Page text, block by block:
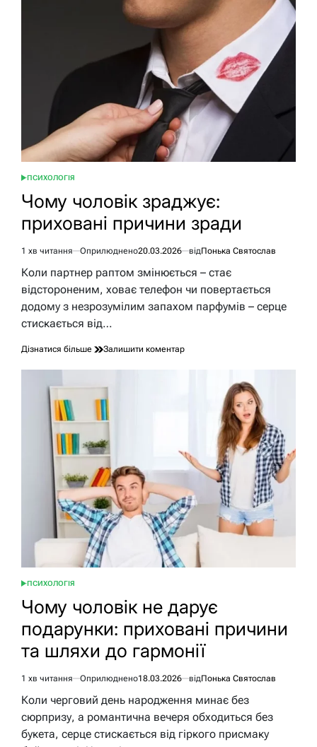
фотографії
часом?
ОПУБЛІКУВАТИ
ПСИХОЛОГІЯ
Чому чоловік зраджує:
приховані причини зради
Орієнтовний
час
1 хв читання Оприлюднено20.03.2026 відПонька Святослав
Коли партнер раптом змінюється – стає
відстороненим, ховає телефон чи повертається
додому з незрозумілим запахом парфумів – серце
стискається від…
Дізнатися більше Залишити коментардо
приховані
ОПУБЛІКУВАТИ
ПСИХОЛОГІЯ
Чому чоловік не дарує
подарунки: приховані причини
та шляхи до гармонії
Орієнтовний
час
1 хв читання Оприлюднено18.03.2026 відПонька Святослав
Коли черговий день народження минає без
сюрпризу, а романтична вечеря обходиться без
букета, серце стискається від гіркого присмаку